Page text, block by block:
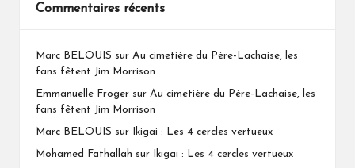
Commentaires récents
Marc BELOUIS sur Au cimetière du Père-Lachaise, les
fans fêtent Jim Morrison
Emmanuelle Froger sur Au cimetière du Père-Lachaise, les
fans fêtent Jim Morrison
Marc BELOUIS sur Ikigai : Les 4 cercles vertueux
Mohamed Fathallah sur Ikigai : Les 4 cercles vertueux